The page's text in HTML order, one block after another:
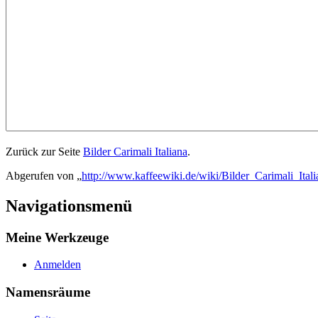
Zurück zur Seite Bilder Carimali Italiana.
Abgerufen von „http://www.kaffeewiki.de/wiki/
Navigationsmenü
Meine Werkzeuge
Anmelden
Namensräume